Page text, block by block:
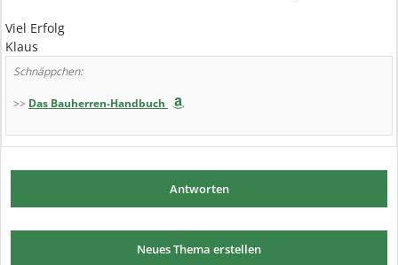
Viel Erfolg
Klaus
Schnäppchen:
>> Das Bauherren-Handbuch
Antworten
Neues Thema erstellen